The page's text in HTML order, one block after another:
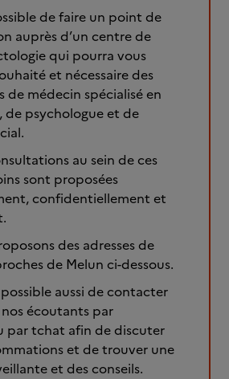
de faire un point de
auprès d’un centre de
qui pourra vous
et nécessaire des
de médecin spécialisé en
psychologue et de
au sein de ces
sont proposées
confidentiellement et
des adresses de
de Melun ci-dessous.
aussi de contacter
écoutants par
par tchat afin de discuter
et de trouver une
et des conseils.